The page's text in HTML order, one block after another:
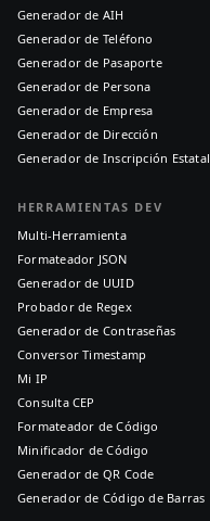
Generador de AIH
Generador de Teléfono
Generador de Pasaporte
Generador de Persona
Generador de Empresa
Generador de Dirección
Generador de Inscripción Estatal
HERRAMIENTAS DEV
Multi-Herramienta
Formateador JSON
Generador de UUID
Probador de Regex
Generador de Contraseñas
Conversor Timestamp
Mi IP
Consulta CEP
Formateador de Código
Minificador de Código
Generador de QR Code
Generador de Código de Barras